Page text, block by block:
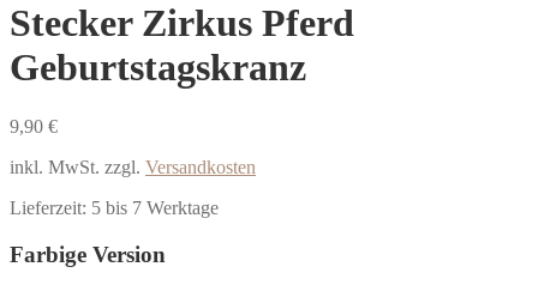
Stecker Zirkus Pferd
Geburtstagskranz
9,90 €
inkl. MwSt. zzgl. Versandkosten
Lieferzeit: 5 bis 7 Werktage
Farbige Version